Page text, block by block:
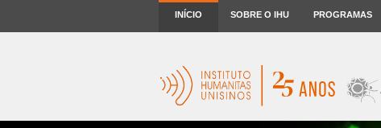
INÍCIO SOBRE O IHU PROGRAMAS